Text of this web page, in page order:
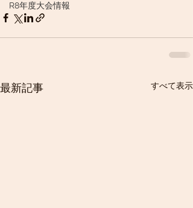
R8年度大会情報
最新記事 すべて表示